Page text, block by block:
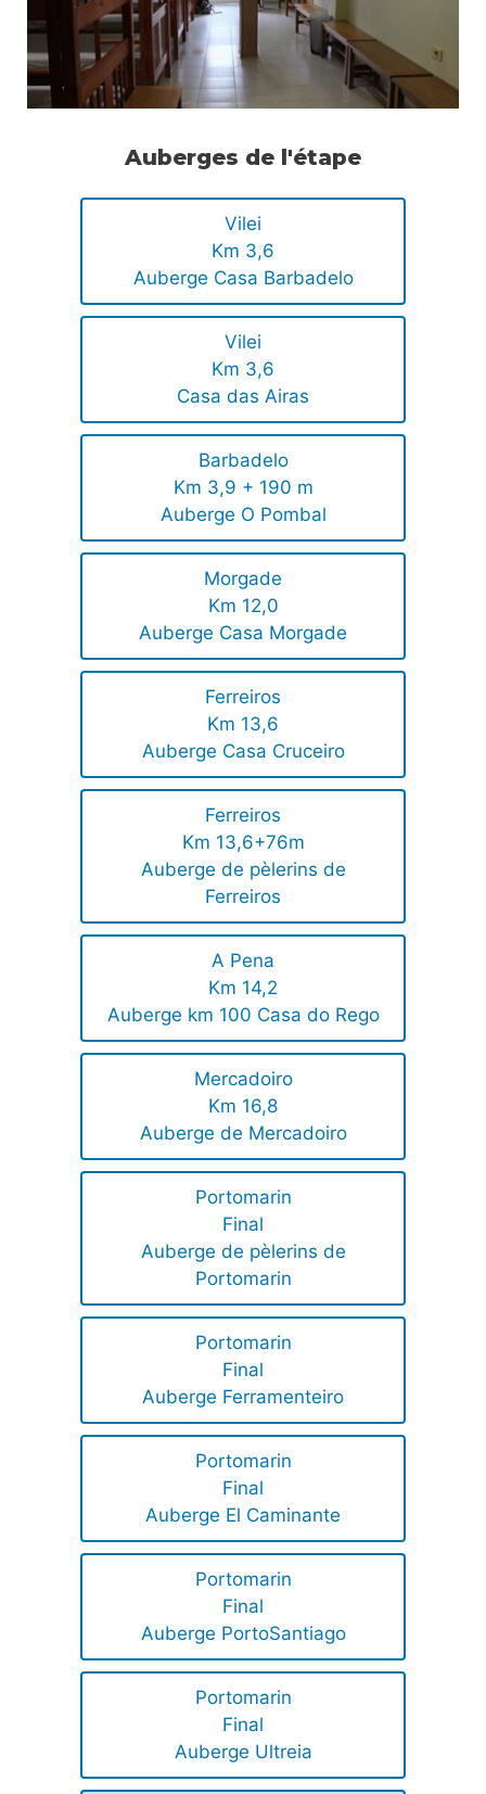
Auberges de l'étape
Vilei
Km 3,6
Auberge Casa Barbadelo
Vilei
Km 3,6
Casa das Airas
Barbadelo
Km 3,9 + 190 m
Auberge O Pombal
Morgade
Km 12,0
Auberge Casa Morgade
Ferreiros
Km 13,6
Auberge Casa Cruceiro
Ferreiros
Km 13,6+76m
Auberge de pèlerins de
Ferreiros
A Pena
Km 14,2
Auberge km 100 Casa do Rego
Mercadoiro
Km 16,8
Auberge de Mercadoiro
Portomarin
Final
Auberge de pèlerins de
Portomarin
Portomarin
Final
Auberge Ferramenteiro
Portomarin
Final
Auberge El Caminante
Portomarin
Final
Auberge PortoSantiago
Portomarin
Final
Auberge Ultreia